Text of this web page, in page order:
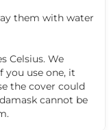
them with water
Celsius. We
you use one, it
the cover could
cannot be